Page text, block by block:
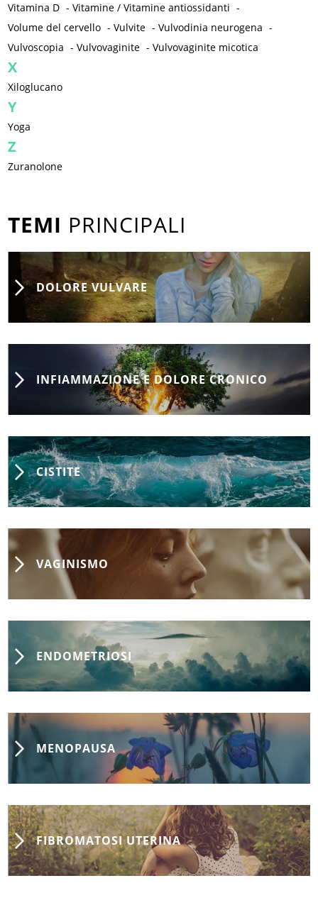
Vitamina D -Vitamine / Vitamine antiossidanti -
Volume del cervello -Vulvite -Vulvodinia neurogena -
Vulvoscopia -Vulvovaginite -Vulvovaginite micotica
X
Xiloglucano
Y
Yoga
Z
Zuranolone
TEMI PRINCIPALI
DOLORE VULVARE
INFIAMMAZIONE E DOLORE CRONICO
CISTITE
VAGINISMO
ENDOMETRIOSI
MENOPAUSA
FIBROMATOSI UTERINA